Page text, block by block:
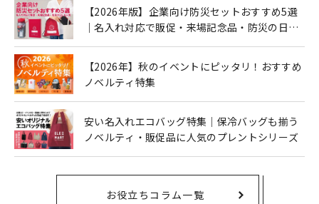
【2026年版】企業向け防災セットおすすめ5選
｜名入れ対応で販促・来場記念品・防災の日に
【2026年】秋のイベントにピッタリ！おすすめ
ノベルティ特集
安い名入れエコバッグ特集｜保冷バッグも揃う
ノベルティ・販促品に人気のプレントシリーズ
お役立ちコラム一覧